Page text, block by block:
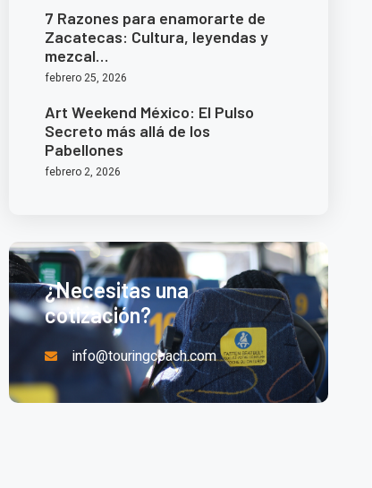
7 Razones para enamorarte de
Zacatecas: Cultura, leyendas y
mezcal…
febrero 25, 2026
Art Weekend México: El Pulso
Secreto más allá de los
Pabellones
febrero 2, 2026
¿Necesitas una
cotización?
info@touringcoach.com